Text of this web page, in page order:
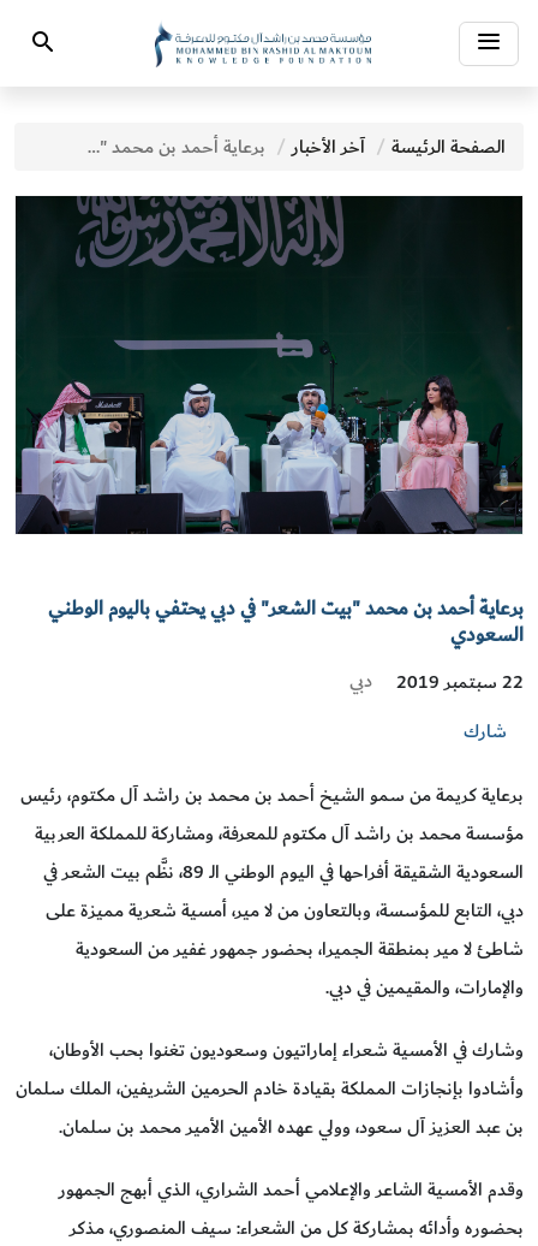
Toggle
navigation
Search
الصفحة الرئيسة آخر الأخبار برعاية أحمد بن محمد "بيت الشعر" في دبي يحتفي باليوم الوطني السعودي
برعاية أحمد بن محمد "بيت الشعر" في دبي يحتفي باليوم الوطني
السعودي
22 سبتمبر 2019
دبي
شارك
برعاية كريمة من سمو الشيخ أحمد بن محمد بن راشد آل مكتوم، رئيس
مؤسسة محمد بن راشد آل مكتوم للمعرفة، ومشاركة للمملكة العربية
السعودية الشقيقة أفراحها في اليوم الوطني الـ 89، نظَّم بيت الشعر في
دبي، التابع للمؤسسة، وبالتعاون من لا مير، أمسية شعرية مميزة على
شاطئ لا مير بمنطقة الجميرا، بحضور جمهور غفير من السعودية
والإمارات، والمقيمين في دبي.
وشارك في الأمسية شعراء إماراتيون وسعوديون تغنوا بحب الأوطان،
وأشادوا بإنجازات المملكة بقيادة خادم الحرمين الشريفين، الملك سلمان
بن عبد العزيز آل سعود، وولي عهده الأمين الأمير محمد بن سلمان.
وقدم الأمسية الشاعر والإعلامي أحمد الشراري، الذي أبهج الجمهور
بحضوره وأدائه بمشاركة كل من الشعراء: سيف المنصوري، مذكر